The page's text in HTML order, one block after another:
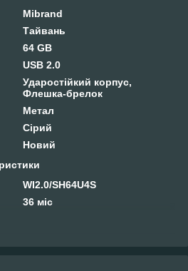
Mibrand
Тайвань
64 GB
USB 2.0
Ударостійкий корпус,
Флешка-брелок
Метал
Сірий
Новий
WI2.0/SH64U4S
36 міс